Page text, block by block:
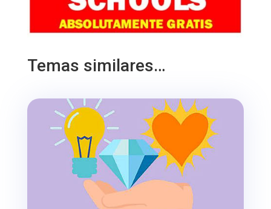
Temas similares…